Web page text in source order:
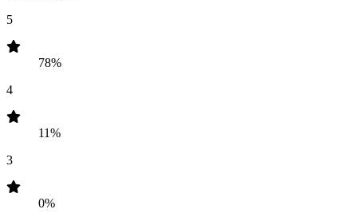
5
78%
4
11%
3
0%